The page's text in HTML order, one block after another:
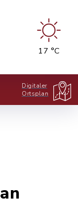
17 °C
Digitaler
Ortsplan